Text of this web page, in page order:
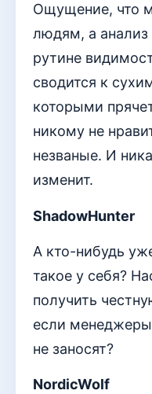
Ощущение, что
людям, а анализ
рутине
сводится к
которыми
никому не
незваные. И
изменит.
ShadowHunter
А кто-нибудь
такое у себя?
получить
если менеджеры
не заносят?
NordicWolf